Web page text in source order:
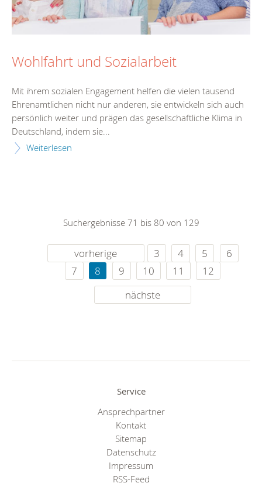
Wohlfahrt und Sozialarbeit
Mit ihrem sozialen Engagement helfen die vielen tausend
Ehrenamtlichen nicht nur anderen, sie entwickeln sich auch
persönlich weiter und prägen das gesellschaftliche Klima in
Deutschland, indem sie...
Weiterlesen
Suchergebnisse 71 bis 80 von 129
vorherige 3 4 5
6
7
8 9 10 11
12
nächste
Service
Ansprechpartner
Kontakt
Sitemap
Datenschutz
Impressum
RSS-Feed